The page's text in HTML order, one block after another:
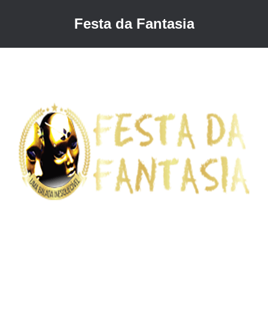
Festa da Fantasia